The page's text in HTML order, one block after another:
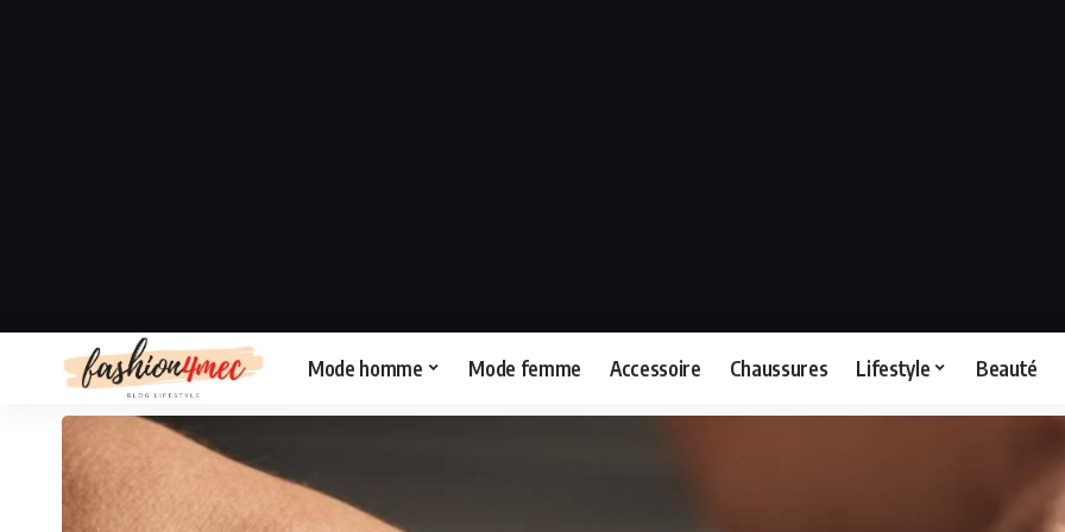
Mode homme Mode femme Accessoire Chaussures Lifestyle Beauté